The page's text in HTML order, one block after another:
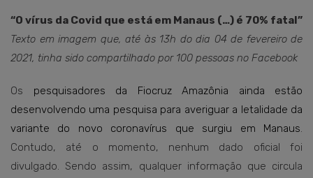
“O vírus da Covid que está em Manaus (…) é 70% fatal”
Texto em imagem que, até às 13h do dia 04 de fevereiro de
2021, tinha sido compartilhado por 100 pessoas no Facebook
Os pesquisadores da Fiocruz Amazônia ainda estão
desenvolvendo uma pesquisa para averiguar a letalidade da
variante do novo coronavírus que surgiu em Manaus.
Contudo, até o momento, nenhum dado oficial foi
divulgado. Sendo assim, qualquer informação que circula